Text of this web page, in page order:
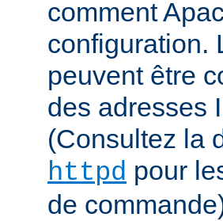
comment
configuration.
peuvent être
des adresses
(Consultez la
httpd pour
de